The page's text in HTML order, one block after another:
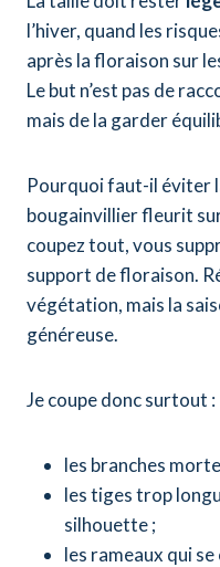
l’hiver, quand les
après la floraison sur
Le but n’est pas de
mais de la garder
Pourquoi faut-il éviter
bougainvillier fleurit
coupez tout, vous
support de floraison.
végétation, mais la
généreuse.
Je coupe donc surtout :
les branches
les tiges trop
silhouette ;
les rameaux qui